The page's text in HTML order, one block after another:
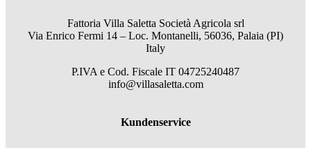
Fattoria Villa Saletta Società Agricola srl
Via Enrico Fermi 14 – Loc. Montanelli, 56036, Palaia (PI)
Italy
P.IVA e Cod. Fiscale IT 04725240487
info@villasaletta.com
Kundenservice